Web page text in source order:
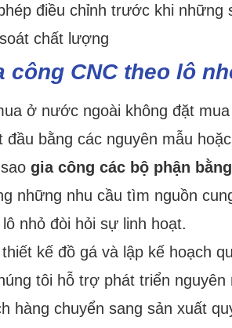
điều chỉnh trước khi
công CNC theo lô
ở nước ngoài không đặt
đầu bằng các nguyên mẫu
gia công các bộ phận
những nhu cầu tìm nguồn
nhỏ đòi hỏi sự linh hoạt.
kế đồ gá và lập kế hoạch
tôi hỗ trợ phát triển
hàng chuyển sang sản xuất